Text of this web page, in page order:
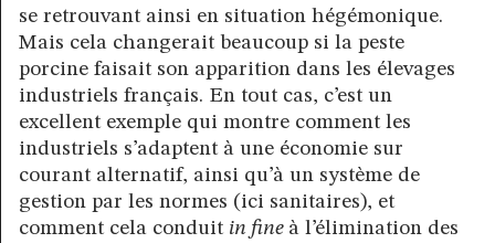
se retrouvant ainsi en situation hégémonique.
Mais cela changerait beaucoup si la peste
porcine faisait son apparition dans les élevages
industriels français. En tout cas, c’est un
excellent exemple qui montre comment les
industriels s’adaptent à une économie sur
courant alternatif, ainsi qu’à un système de
gestion par les normes (ici sanitaires), et
comment cela conduit in fine à l’élimination des